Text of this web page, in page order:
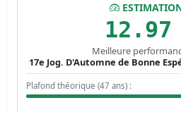
12.97
Meilleure
17e Jog. D'Automne de Bonne
Plafond théorique (47 ans) :